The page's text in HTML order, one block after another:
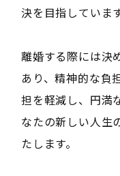
決を目指しています
離婚する際には決
あり、精神的な負
担を軽減し、円満
なたの新しい人生
たします。